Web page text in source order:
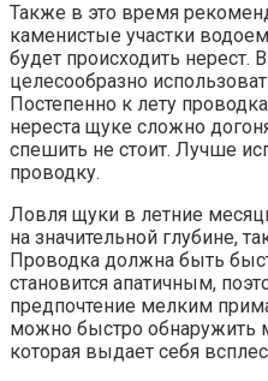
Также в это время
каменистые участки
будет происходить нерест.
целесообразно
Постепенно к лету
нереста щуке сложно
спешить не стоит. Лучше
проводку.
Ловля щуки в летние
на значительной глубине,
Проводка должна быть
становится апатичным,
предпочтение мелким
можно быстро обнаружить
которая выдает себя